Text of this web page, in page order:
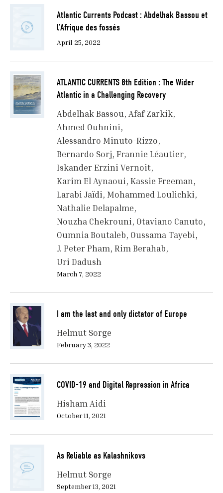
Atlantic Currents Podcast : Abdelhak Bassou et
l’Afrique des fossés
April 25, 2022
ATLANTIC CURRENTS 8th Edition : The Wider
Atlantic in a Challenging Recovery
Abdelhak Bassou Afaf Zarkik
Ahmed Ouhnini
Alessandro Minuto-Rizzo
Bernardo Sorj Frannie Léautier
Iskander Erzini Vernoit
Karim El Aynaoui Kassie Freeman
Larabi Jaïdi Mohammed Loulichki
Nathalie Delapalme
Nouzha Chekrouni Otaviano Canuto
Oumnia Boutaleb Oussama Tayebi
J. Peter Pham Rim Berahab
Uri Dadush
March 7, 2022
I am the last and only dictator of Europe
Helmut Sorge
February 3, 2022
COVID-19 and Digital Repression in Africa
Hisham Aidi
October 11, 2021
As Reliable as Kalashnikovs
Helmut Sorge
September 13, 2021